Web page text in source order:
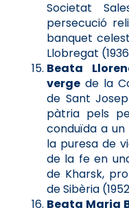
Societat
persecució
banquet
Llobregat
Beata
verge de la
de Sant
pàtria pels
conduïda a
la puresa de
de la fe en
de Kharsk,
de Sibèria
Beata Maria